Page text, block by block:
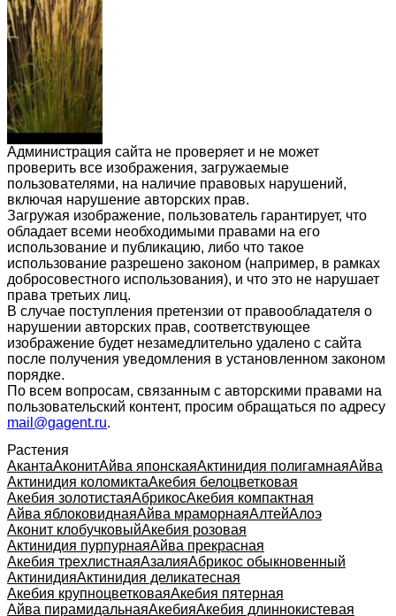
Администрация сайта не проверяет и не может
проверить все изображения, загружаемые
пользователями, на наличие правовых нарушений,
включая нарушение авторских прав.
Загружая изображение, пользователь гарантирует, что
обладает всеми необходимыми правами на его
использование и публикацию, либо что такое
использование разрешено законом (например, в рамках
добросовестного использования), и что это не нарушает
права третьих лиц.
В случае поступления претензии от правообладателя о
нарушении авторских прав, соответствующее
изображение будет незамедлительно удалено с сайта
после получения уведомления в установленном законом
порядке.
По всем вопросам, связанным с авторскими правами на
пользовательский контент, просим обращаться по адресу
mail@gagent.ru.
Растения
АкантаАконитАйва японскаяАктинидия полигамнаяАйва
Актинидия коломиктаАкебия белоцветковая
Акебия золотистаяАбрикосАкебия компактная
Айва яблоковиднаяАйва мраморнаяАлтейАлоэ
Аконит клобучковыйАкебия розовая
Актинидия пурпурнаяАйва прекрасная
Акебия трехлистнаяАзалияАбрикос обыкновенный
АктинидияАктинидия деликатесная
Акебия крупноцветковаяАкебия пятерная
Айва пирамидальнаяАкебияАкебия длиннокистевая